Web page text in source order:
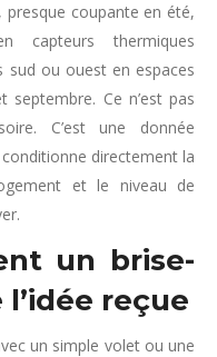
coupante en été,
capteurs thermiques
sud ou ouest en espaces
Ce n’est pas
C’est une donnée
directement la
et le niveau de
un brise-
reçue
un simple volet ou une